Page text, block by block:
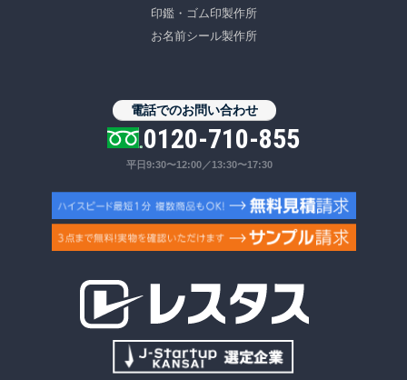
印鑑・ゴム印製作所
お名前シール製作所
電話でのお問い合わせ
0120-710-855
平日9:30〜12:00／13:30〜17:30